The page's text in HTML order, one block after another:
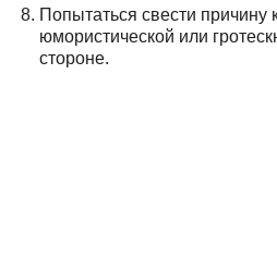
Попытаться свести причину
юмористической или
стороне.